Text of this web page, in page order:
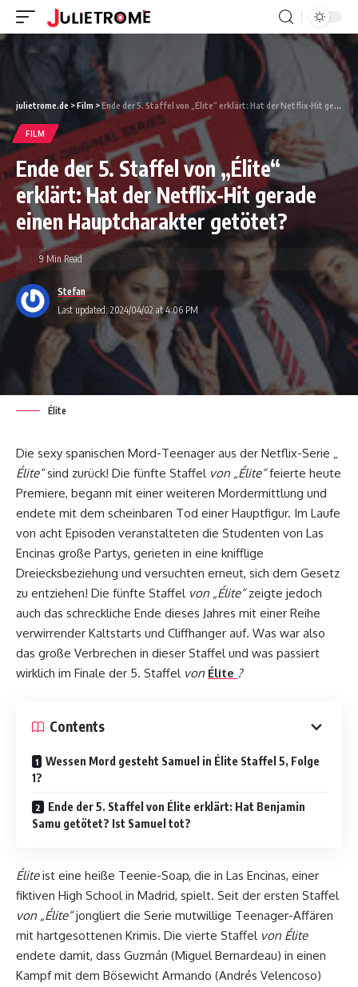
julietrome.de >Film >Ende der 5. Staffel von „Élite“ erklärt: Hat der Netflix-Hit gerade einen Hauptcharakter getötet?
FILM
Ende der 5. Staffel von „Élite“
erklärt: Hat der Netflix-Hit gerade
einen Hauptcharakter getötet?
Last updated: 2024/04/02 at 4:06 PM
Stefan
9 Min Read
Élite
Die sexy spanischen Mord-Teenager aus der Netflix-Serie „
Élite“sind zurück! Die fünfte Staffel von „Élite“feierte heute
Premiere, begann mit einer weiteren Mordermittlung und
endete mit dem scheinbaren Tod einer Hauptfigur. Im Laufe
von acht Episoden veranstalteten die Studenten von Las
Encinas große Partys, gerieten in eine knifflige
Dreiecksbeziehung und versuchten erneut, sich dem Gesetz
zu entziehen! Die fünfte Staffel von „Élite“zeigte jedoch
auch das schreckliche Ende dieses Jahres mit einer Reihe
verwirrender Kaltstarts und Cliffhanger auf. Was war also
das große Verbrechen in dieser Staffel und was passiert
wirklich im Finale der 5. Staffel von Élite ?
Contents
Wessen Mord gesteht Samuel in Élite Staffel 5, Folge
1?
Ende der 5. Staffel von Élite erklärt: Hat Benjamin
Samu getötet? Ist Samuel tot?
Éliteist eine heiße Teenie-Soap, die in Las Encinas, einer
fiktiven High School in Madrid, spielt. Seit der ersten Staffel
von „Élite“jongliert die Serie mutwillige Teenager-Affären
mit hartgesottenen Krimis. Die vierte Staffel von Élite
endete damit, dass Guzmán (Miguel Bernardeau) in einen
Kampf mit dem Bösewicht Armando (Andrés Velencoso)